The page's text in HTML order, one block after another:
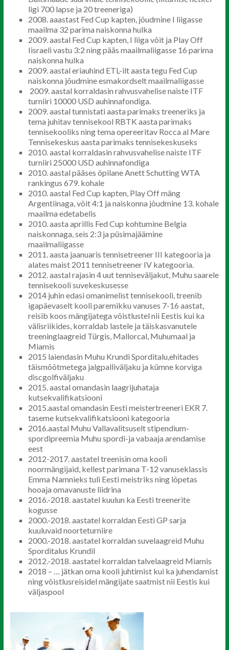
ligi 700 lapse ja 20 treeneriga)
2008. aaastast Fed Cup kapten, jõudmine I liigasse
maailma 32 parima naiskonna hulka
2009. aastal Fed Cup kapten, I liiga võit ja Play Off
Iisraeli vastu 3:2 ning pääs maailmaliigasse 16 parima
naiskonna hulka
2009. aastal eriauhind ETL-ilt aasta tegu Fed Cup
naiskonna jõudmine esmakordselt maailmaliigasse
2009. aastal korraldasin rahvusvahelise naiste ITF
turniiri 10000 USD auhinnafondiga.
2009. aastal tunnistati aasta parimaks treeneriks ja
tema juhitav tennisekool RBTK aasta parimaks
tennisekooliks ning tema opereeritav Rocca al Mare
Tennisekeskus aasta parimaks tennisekeskuseks
2010. aastal korraldasin rahvusvahelise naiste ITF
turniiri 25000 USD auhinnafondiga
2010. aastal pääses õpilane Anett Schutting WTA
rankingus 679. kohale
2010. aastal Fed Cup kapten, Play Off mäng
Argentiinaga, võit 4:1 ja naiskonna jõudmine 13. kohale
maailma edetabelis
2010. aasta aprillis Fed Cup kohtumine Belgia
naiskonnaga, seis 2:3 ja püsimajäämine
maailmaliigasse
2011. aasta jaanuaris tennisetreener III kategooria ja
alates maist 2011 tennisetreener IV kategooria.
2012. aastal rajasin 4 uut tenniseväljakut, Muhu saarele
tennisekooli suvekeskusesse
2014 juhin edasi omanimelist tennisekooli, treenib
igapäevaselt kooli paremikku vanuses 7-16 aastat,
reisib koos mängijatega võistlustel nii Eestis kui ka
välisriikides, korraldab lastele ja täiskasvanutele
treeninglaagreid Türgis, Mallorcal, Muhumaal ja
Miamis
2015 laiendasin Muhu Krundi Sporditalu,ehitades
täismõõtmetega jalgpalliväljaku ja kümne korviga
discgolfiväljaku
2015. aastal omandasin laagrijuhataja
kutsekvalifikatsiooni
2015.aastal omandasin Eesti meistertreeneri EKR 7.
taseme kutsekvalifikatsiooni kategooria
2016.aastal Muhu Vallavalitsuselt stipendium-
spordipreemia Muhu spordi-ja vabaaja arendamise
eest
2012-2017. aastatel treenisin oma kooli
noormängijaid, kellest parimana T-12 vanuseklassis
Emma Namnieks tuli Eesti meistriks ning lõpetas
hooaja omavanuste liidrina
2016.-2018. aastatel kuulun ka Eesti treenerite
kogusse
2000.-2018. aastatel korraldan Eesti GP sarja
kuuluvaid noorteturniire
2000.-2018. aastatel korraldan suvelaagreid Muhu
Sporditalus Krundil
2012.-2018. aastatel korraldan talvelaagreid Miamis
2018 – … jätkan oma kooli juhtimist kui ka juhendamist
ning võistlusreisidel mängijate saatmist nii Eestis kui
väljaspool